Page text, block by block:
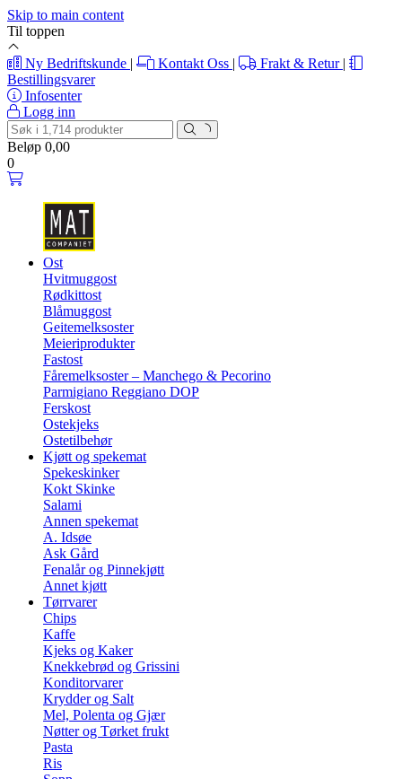
Skip to main content
Til toppen
Ny Bedriftskunde | Kontakt Oss | Frakt & Retur |
Bestillingsvarer
Infosenter
Logg inn
Beløp 0,00
0
Ost
Hvitmuggost
Rødkittost
Blåmuggost
Geitemelksoster
Meieriprodukter
Fastost
Fåremelksoster – Manchego & Pecorino
Parmigiano Reggiano DOP
Ferskost
Ostekjeks
Ostetilbehør
Kjøtt og spekemat
Spekeskinker
Kokt Skinke
Salami
Annen spekemat
A. Idsøe
Ask Gård
Fenalår og Pinnekjøtt
Annet kjøtt
Tørrvarer
Chips
Kaffe
Kjeks og Kaker
Knekkebrød og Grissini
Konditorvarer
Krydder og Salt
Mel, Polenta og Gjær
Nøtter og Tørket frukt
Pasta
Ris